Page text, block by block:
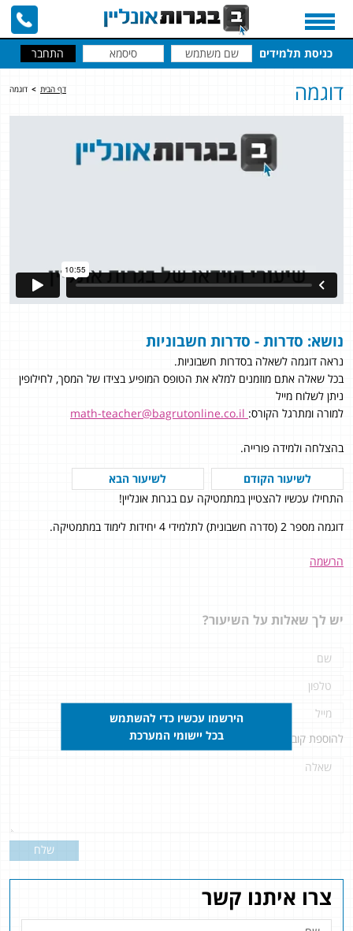
כניסת תלמידים
צרו איתנו קשר
דף הבית > דוגמה דוגמה
נושא: סדרות - סדרות חשבוניות
נראה דוגמה לשאלה בסדרות חשבוניות.
בכל שאלה אתם מוזמנים למלא את הטופס המופיע בצידו של המסך, לחילופין
ניתן לשלוח מייל
למורה ומתרגל הקורס:
בהצלחה ולמידה פורייה.
לשיעור הקודם
לשיעור הבא
התחילו עכשיו להצטיין במתמטיקה עם בגרות אונליין!
דוגמה מספר 2 (סדרה חשבונית) לתלמידי 4 יחידות לימוד במתמטיקה.
הרשמה
יש לך שאלות על השיעור?
להוספת קובץ
שלח
הירשמו עכשיו כדי להשתמש
בכל יישומי המערכת